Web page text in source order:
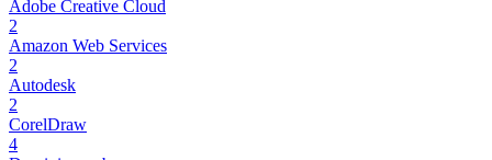
Adobe Creative Cloud
2
Amazon Web Services
2
Autodesk
2
CorelDraw
4